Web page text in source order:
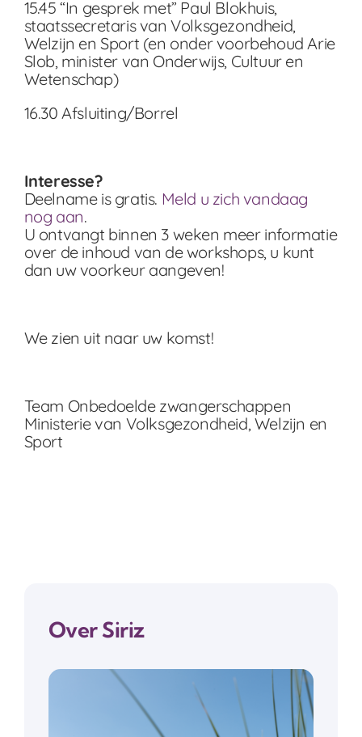
15.45 “In gesprek met” Paul Blokhuis,
staatssecretaris van Volksgezondheid,
Welzijn en Sport (en onder voorbehoud Arie
Slob, minister van Onderwijs, Cultuur en
Wetenschap)
16.30 Afsluiting/Borrel
Interesse?
Deelname is gratis. Meld u zich vandaag
nog aan.
U ontvangt binnen 3 weken meer informatie
over de inhoud van de workshops, u kunt
dan uw voorkeur aangeven!
We zien uit naar uw komst!
Team Onbedoelde zwangerschappen
Ministerie van Volksgezondheid, Welzijn en
Sport
Over Siriz